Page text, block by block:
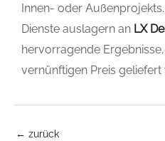
Innen- oder
Dienste auslagern an LX
hervorragende
vernünftigen Preis geliefert
← zurück